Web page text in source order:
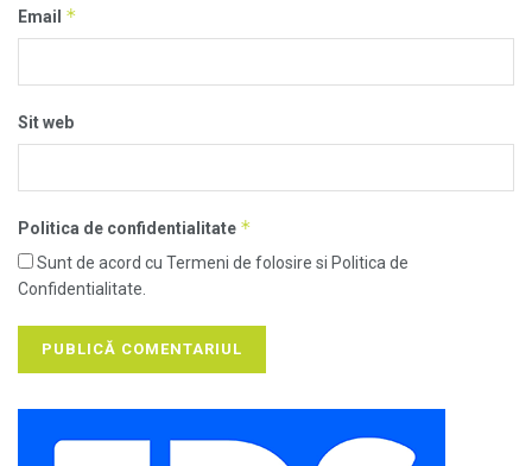
Email *
Sit web
Politica de confidentialitate *
Sunt de acord cu Termeni de folosire si Politica de
Confidentialitate.